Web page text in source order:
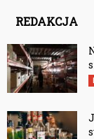
REDAKCJA